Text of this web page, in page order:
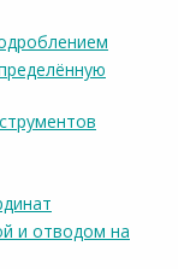
и отводом на